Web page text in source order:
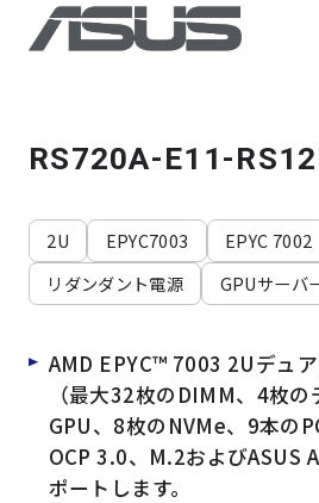
ニュース
RS720A-E11-
2U EPYC7003 EPYC 7002
リダンダント電源
GPUサーバ
AMD EPYC™ 7003 2Uデュ
（最大32枚のDIMM、4枚
GPU、8枚のNVMe、9本の
OCP 3.0、M.2およびASUS
ポートします。